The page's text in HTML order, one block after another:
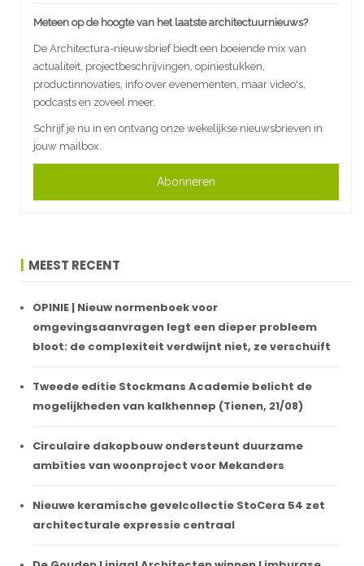
Meteen op de hoogte van het laatste architectuurnieuws?
De Architectura-nieuwsbrief biedt een boeiende mix van
actualiteit, projectbeschrijvingen, opiniestukken,
productinnovaties, info over evenementen, maar video's,
podcasts en zoveel meer.
Schrijf je nu in en ontvang onze wekelijkse nieuwsbrieven in
jouw mailbox.
Abonneren
MEEST RECENT
OPINIE | Nieuw normenboek voor
omgevingsaanvragen legt een dieper probleem
bloot: de complexiteit verdwijnt niet, ze verschuift
Tweede editie Stockmans Academie belicht de
mogelijkheden van kalkhennep (Tienen, 21/08)
Circulaire dakopbouw ondersteunt duurzame
ambities van woonproject voor Mekanders
Nieuwe keramische gevelcollectie StoCera 54 zet
architecturale expressie centraal